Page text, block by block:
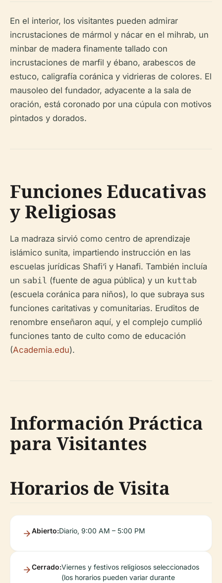
En el interior, los visitantes pueden admirar
incrustaciones de mármol y nácar en el mihrab, un
minbar de madera finamente tallado con
incrustaciones de marfil y ébano, arabescos de
estuco, caligrafía coránica y vidrieras de colores. El
mausoleo del fundador, adyacente a la sala de
oración, está coronado por una cúpula con motivos
pintados y dorados.
Funciones Educativas
y Religiosas
La madraza sirvió como centro de aprendizaje
islámico sunita, impartiendo instrucción en las
escuelas jurídicas Shafi‘i y Hanafi. También incluía
un sabil (fuente de agua pública) y un kuttab
(escuela coránica para niños), lo que subraya sus
funciones caritativas y comunitarias. Eruditos de
renombre enseñaron aquí, y el complejo cumplió
funciones tanto de culto como de educación
(Academia.edu).
Información Práctica
para Visitantes
Horarios de Visita
Abierto:Diario, 9:00 AM – 5:00 PM
Cerrado:Viernes y festivos religiosos seleccionados
(los horarios pueden variar durante